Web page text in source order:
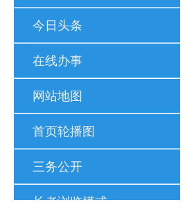
今日头条
在线办事
网站地图
首页轮播图
三务公开
长者浏览模式